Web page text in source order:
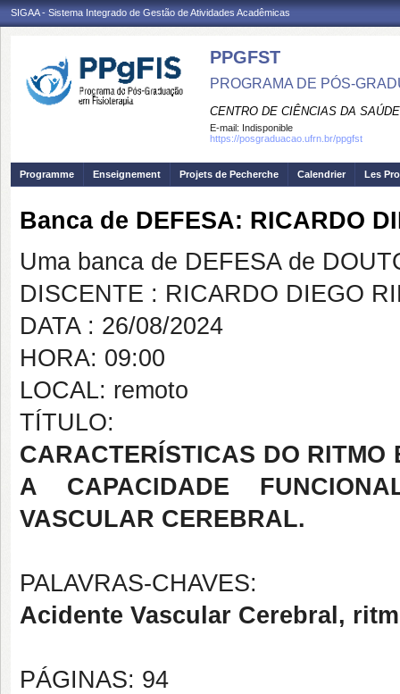
SIGAA - Sistema Integrado de Gestão de Atividades Acadêmicas
PPGFST
PROGRAMA DE PÓS-
CENTRO DE CIÊNCIAS DA SAÚDE
E-mail: Indisponible
https://posgraduacao.ufrn.br/ppgfst
Programme Enseignement Projets de Pecherche Calendrier Les
Banca de DEFESA: RICARDO
Uma banca de DEFESA de
DISCENTE : RICARDO DIEGO
DATA : 26/08/2024
HORA: 09:00
LOCAL: remoto
TÍTULO:
CARACTERÍSTICAS DO
A CAPACIDADE
VASCULAR CEREBRAL.
PALAVRAS-CHAVES:
Acidente Vascular Cerebral,
PÁGINAS: 94